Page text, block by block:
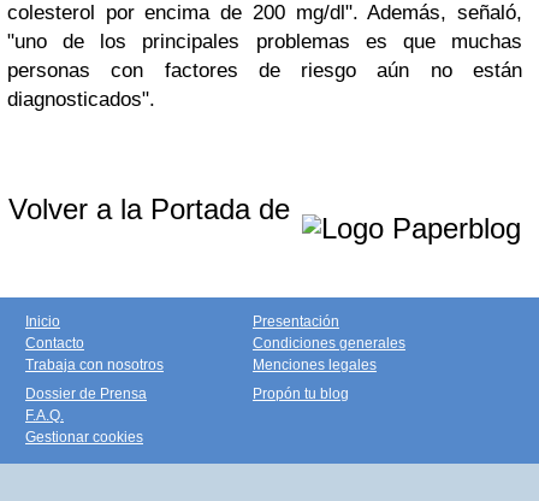
colesterol por encima de 200 mg/dl". Además, señaló,
"uno de los principales problemas es que muchas
personas con factores de riesgo aún no están
diagnosticados".
Volver a la Portada de
Inicio
Contacto
Trabaja con nosotros
Presentación
Condiciones generales
Menciones legales
Dossier de Prensa
F.A.Q.
Gestionar cookies
Propón tu blog